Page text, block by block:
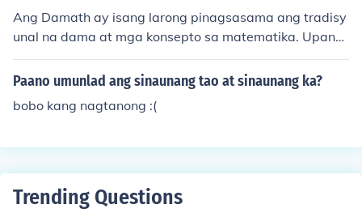
awain na itinakda ng iba pang mga kalahok upang ma
kuha ang premyo. Ang laro ay puno ng saya at tawana
n, kaya't mahalaga ang pagkakaroon ng magandang s
Ang Damath ay isang larong pinagsasama ang tradisy
unal na dama at mga konsepto sa matematika. Upang
laruin ito, kailangan ng dalawang manlalaro na may bo
ard at mga piraso ng dama, bawat isa ay may mga ta
awat turn, ang manlalaro ay kinakailangang sagutin an
anyang piraso sa kanyang lugar.
Paano umunlad ang sinaunang tao at sinaunang ka?
bobo kang nagtanong :(
Trending Questions